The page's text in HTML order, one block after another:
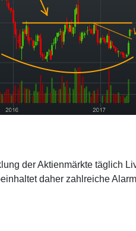
der Aktienmärkte täglich
daher zahlreiche